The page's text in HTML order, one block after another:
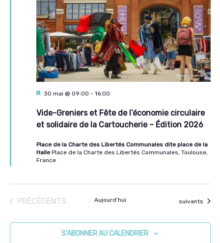
Vide-Greniers et Fête de l’économie circulaire
et solidaire de la Cartoucherie – Édition 2026
Mis
avant
30 mai @ 09:00 - 16:00
Place de la Charte des Libertés Communales dite place de la
Halle Place de la Charte des Libertés Communales, Toulouse,
France
ÉVÈNEMENTS
PRÉCÉDENTS Aujourd’hui Évènements
suivants
S’ABONNER AU CALENDRIER